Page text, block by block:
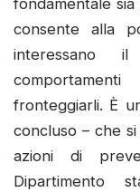
fondamentale
consente alla
interessano
fronteggiarli. È
concluso – che
azioni di